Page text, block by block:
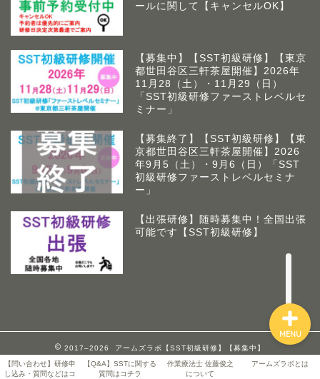
ールに関して【キャンセルOK】
【募集中】【SST初級研修】【東京
都世田谷区三軒茶屋開催】2026年
11月28（土）・11月29（日）
「SST初級研修ファーストレベルセ
ミナー」
【募集終了】【SST初級研修】【東
京都世田谷区三軒茶屋開催】2026
年9月5（土）・9月6（日）「SST
初級研修ファーストレベルセミナ
ー」
【出張研修】随時募集中！全国出張
可能です【SST初級研修】
2017–2026 アームズラボ【SST初級研修】【募集中】
【問い合わせ】研修申
し込み・質問などはコ
【Q&A】SSTに関する
質問はコチラ
作業療法士 佐藤俊之
について
アームズラボとは
MENU
アームズラボとは
作業療法士 佐藤俊之につい
て